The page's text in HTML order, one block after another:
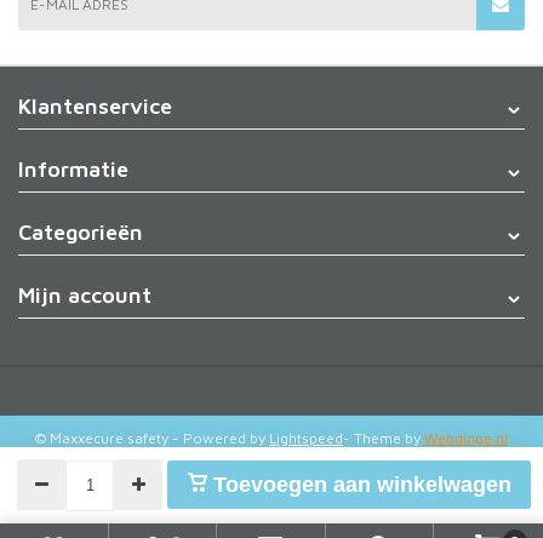
Toevoegen aan winkelwagen
E-MAIL ADRES
Klantenservice
Informatie
Categorieën
Mijn account
© Maxxecure safety - Powered by Lightspeed- Theme by Webdinge.nl